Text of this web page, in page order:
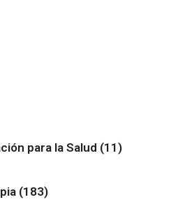
para la Salud (11)
(183)